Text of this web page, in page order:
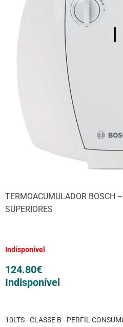
TERMOACUMULADOR BOSCH
SUPERIORES
Indisponível
124.80€
Indisponível
10LTS - CLASSE B - PERFIL